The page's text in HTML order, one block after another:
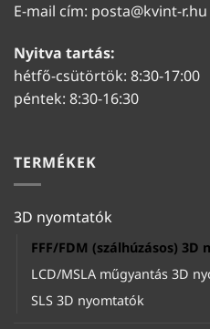
E-mail cím: posta@kvint-r.hu
Nyitva tartás:
hétfő-csütörtök: 8:30-17:00
péntek: 8:30-16:30
TERMÉKEK
3D nyomtatók
FFF/FDM (szálhúzásos) 3D
LCD/MSLA műgyantás 3D
SLS 3D nyomtatók